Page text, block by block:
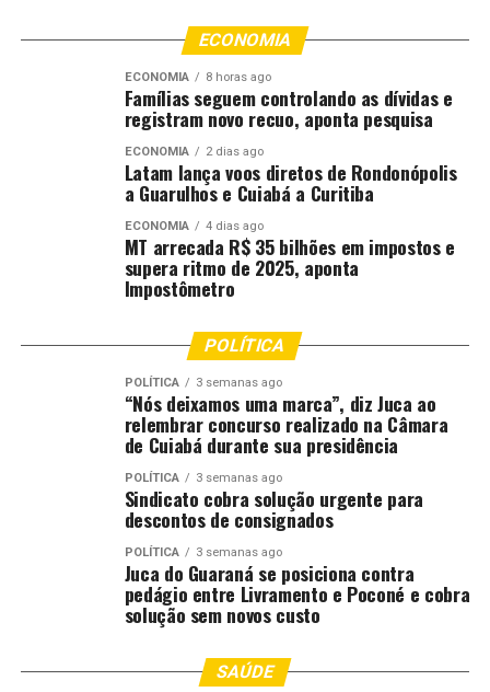
A cultura para micobactérias, tecnologia de referência
para confirmação da doença, por sua vez, exige
infraestrutura laboratorial e tempo prolongado para
que detecta a enfermidade em poucas horas, está
disponível em polos urbanos com maior alcance para
populações em situação de vulnerabilidade, uma vez que
necessita de instalações laboratoriais.
Nesse cenário, Fernanda De Negri ressalta que a Etec
que deverá atender critérios como o baixo custo de
operação, a dispensa de infraestrutura laboratorial
complexa e a capacidade de identificar se a doença é
resistente aos dois principais medicamentos do
tratamento atual, a rifampicina e a isoniazida.
A proposta, pontua, é viabilizar que moradores de
regiões isoladas tenham o mesmo nível de atendimento
daqueles que vivem em centros urbanos, reduzindo o
tempo de espera pelo diagnóstico laboratorial.
“A tuberculose ainda afeta de forma desproporcional as
populações mais vulneráveis. Por isso, um dispositivo
portátil, que pode ser transportado facilmente e sem
ECONOMIA
ECONOMIA 8 horas ago
Famílias seguem controlando as dívidas e
registram novo recuo, aponta pesquisa
ECONOMIA 2 dias ago
Latam lança voos diretos de Rondonópolis
a Guarulhos e Cuiabá a Curitiba
ECONOMIA 4 dias ago
MT arrecada R$ 35 bilhões em impostos e
supera ritmo de 2025, aponta
Impostômetro
POLÍTICA
POLÍTICA 3 semanas ago
“Nós deixamos uma marca”, diz Juca ao
relembrar concurso realizado na Câmara
de Cuiabá durante sua presidência
POLÍTICA 3 semanas ago
Sindicato cobra solução urgente para
descontos de consignados
POLÍTICA 3 semanas ago
Juca do Guaraná se posiciona contra
pedágio entre Livramento e Poconé e cobra
solução sem novos custo
SAÚDE